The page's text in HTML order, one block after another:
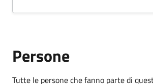
Persone
Tutte le persone che fanno parte di